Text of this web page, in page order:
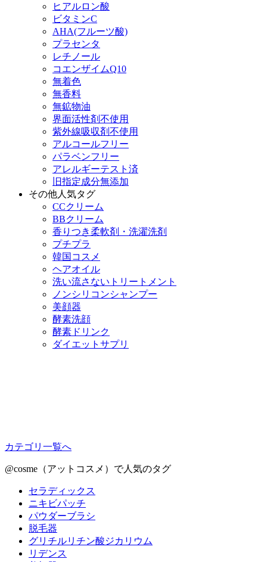
ヒアルロン酸
ビタミンC
AHA(フルーツ酸)
プラセンタ
レチノール
コエンザイムQ10
無着色
無香料
無鉱物油
界面活性剤不使用
紫外線吸収剤不使用
アルコールフリー
パラベンフリー
アレルギーテスト済
旧指定成分無添加
その他人気タグ
CCクリーム
BBクリーム
香りつき柔軟剤・洗濯洗剤
プチプラ
韓国コスメ
ヘアオイル
洗い流さないトリートメント
ノンシリコンシャンプー
美顔器
酵素洗顔
酵素ドリンク
ダイエットサプリ
カテゴリ一覧へ
@cosme（アットコスメ）で人気のタグ
セラディックス
ニキビパッチ
パウダーブラシ
脱毛器
グリチルリチン酸ジカリウム
リデンス